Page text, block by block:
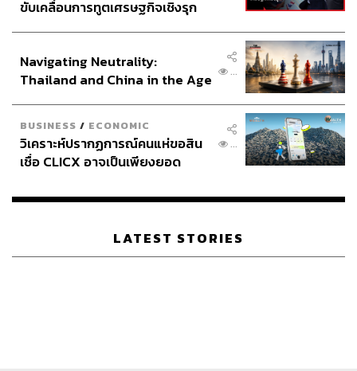
TAGS: 30 บาทรักษาทุกที่ นายกรัฐมนตรี
โรงพยาบาล
แพทองธาร ชินวัตร
การดูแลสุขภาพ
การตรวจสุขภาพ
LOADING...
THE STANDARD TEAM
กองบรรณาธิการ THE STANDARD
ขับเคลื่อนการทูตเศรษฐกิจเชิงรุก
Navigating Neutrality:
Thailand and China in the Age
...
BUSINESS / ECONOMIC
วิเคราะห์ปรากฏการณ์คนแห่ขอสิน
เชื่อ CLICX อาจเป็นเพียงยอด
เรือนไทยที่ถูกซุกไว้
...
LATEST STORIES